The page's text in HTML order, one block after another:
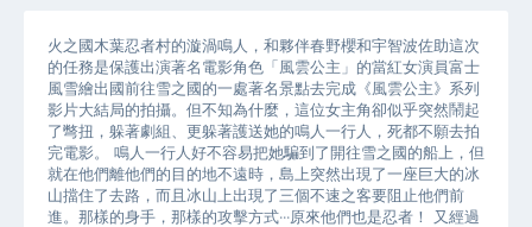
火之國木葉忍者村的漩渦鳴人，和夥伴春野櫻和宇智波佐助這次
的任務是保護出演著名電影角色「風雲公主」的當紅女演員富士
風雪繪出國前往雪之國的一處著名景點去完成《風雲公主》系列
影片大結局的拍攝。但不知為什麼，這位女主角卻似乎突然鬧起
了彆扭，躲著劇組、更躲著護送她的鳴人一行人，死都不願去拍
完電影。 鳴人一行人好不容易把她騙到了開往雪之國的船上，但
就在他們離他們的目的地不遠時，島上突然出現了一座巨大的冰
山擋住了去路，而且冰山上出現了三個不速之客要阻止他們前
進。那樣的身手，那樣的攻擊方式‧‧‧原來他們也是忍者！ 又經過